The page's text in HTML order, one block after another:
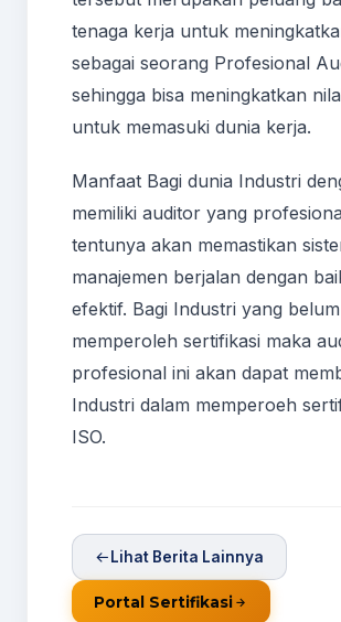
tenaga kerja untuk
sebagai seorang Profesional
sehingga bisa meningkatkan
untuk memasuki dunia kerja.
Manfaat Bagi dunia Industri
memiliki auditor yang
tentunya akan memastikan
manajemen berjalan dengan
efektif. Bagi Industri yang belum
memperoleh sertifikasi maka
profesional ini akan dapat
Industri dalam memperoeh
ISO.
Lihat Berita Lainnya
Portal Sertifikasi